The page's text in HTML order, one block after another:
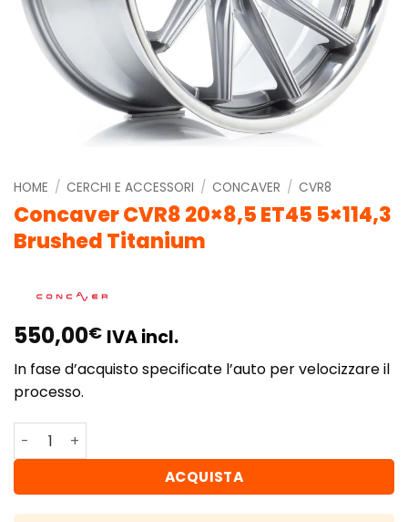
HOME / CERCHI E ACCESSORI / CONCAVER / CVR8
Concaver CVR8 20×8,5 ET45 5×114,3
Brushed Titanium
550,00€ IVA incl.
In fase d’acquisto specificate l’auto per velocizzare il
processo.
Concaver CVR8 20x8,5 ET45 5x114,3 Brushed Titanium
ACQUISTA